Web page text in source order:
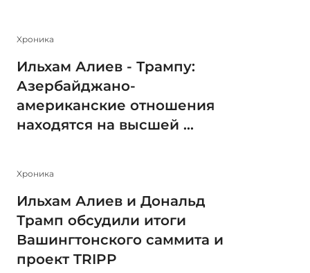
Xроника
Ильхам Алиев - Трампу:
Азербайджано-
американские отношения
находятся на высшей ...
Xроника
Ильхам Алиев и Дональд
Трамп обсудили итоги
Вашингтонского саммита и
проект TRIPP